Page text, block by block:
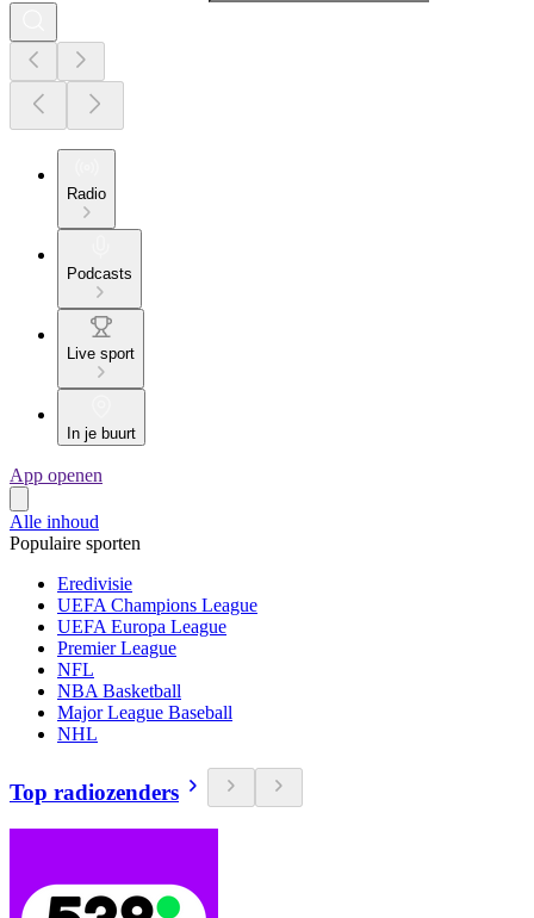
Radio
Podcasts
Live sport
In je buurt
App openen
Alle inhoud
Populaire sporten
Eredivisie
UEFA Champions League
UEFA Europa League
Premier League
NFL
NBA Basketball
Major League Baseball
NHL
Top radiozenders